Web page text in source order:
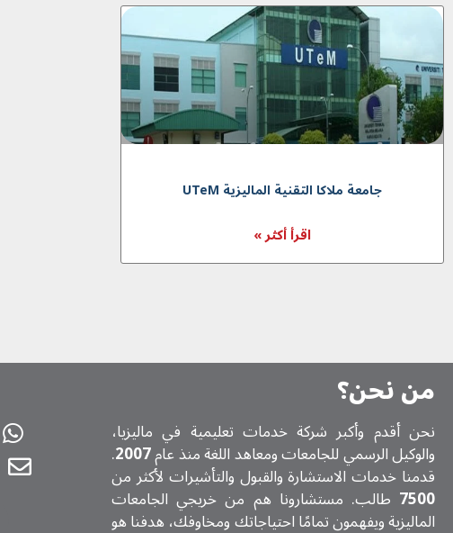
جامعة ملاكا التقنية الماليزية UTeM
اقرأ أكثر »
من نحن؟
نحن أقدم وأكبر شركة خدمات تعلیمیة في ماليزيا،
والوكيل الرسمي للجامعات ومعاهد اللغة منذ عام2007
.
قدمنا خدمات الاستشارة والقبول والتأشيرات لأكثر من
7500 طالب. مستشارونا هم من خريجي الجامعات
الماليزية ويفهمون تمامًا احتياجاتك ومخاوفك، هدفنا هو